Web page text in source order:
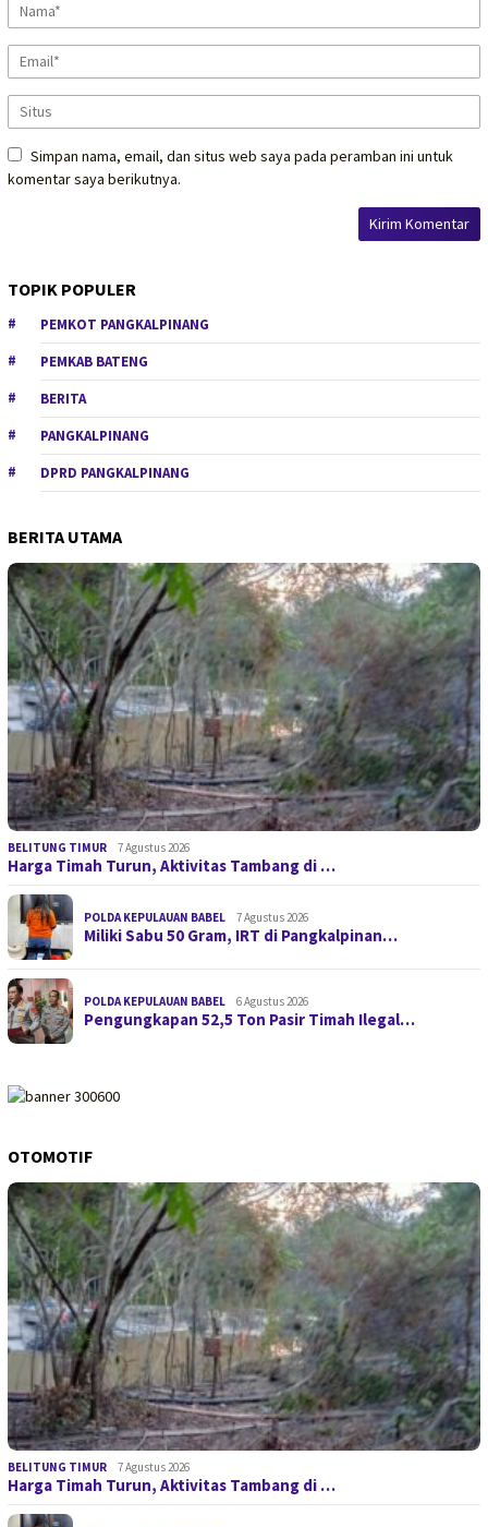
Simpan nama, email, dan situs web saya pada peramban ini untuk
komentar saya berikutnya.
TOPIK POPULER
PEMKOT PANGKALPINANG
PEMKAB BATENG
BERITA
PANGKALPINANG
DPRD PANGKALPINANG
BERITA UTAMA
BELITUNG TIMUR 7 Agustus 2026
Harga Timah Turun, Aktivitas Tambang di …
POLDA KEPULAUAN BABEL 7 Agustus 2026
Miliki Sabu 50 Gram, IRT di Pangkalpinan…
POLDA KEPULAUAN BABEL 6 Agustus 2026
Pengungkapan 52,5 Ton Pasir Timah Ilegal…
OTOMOTIF
BELITUNG TIMUR 7 Agustus 2026
Harga Timah Turun, Aktivitas Tambang di …